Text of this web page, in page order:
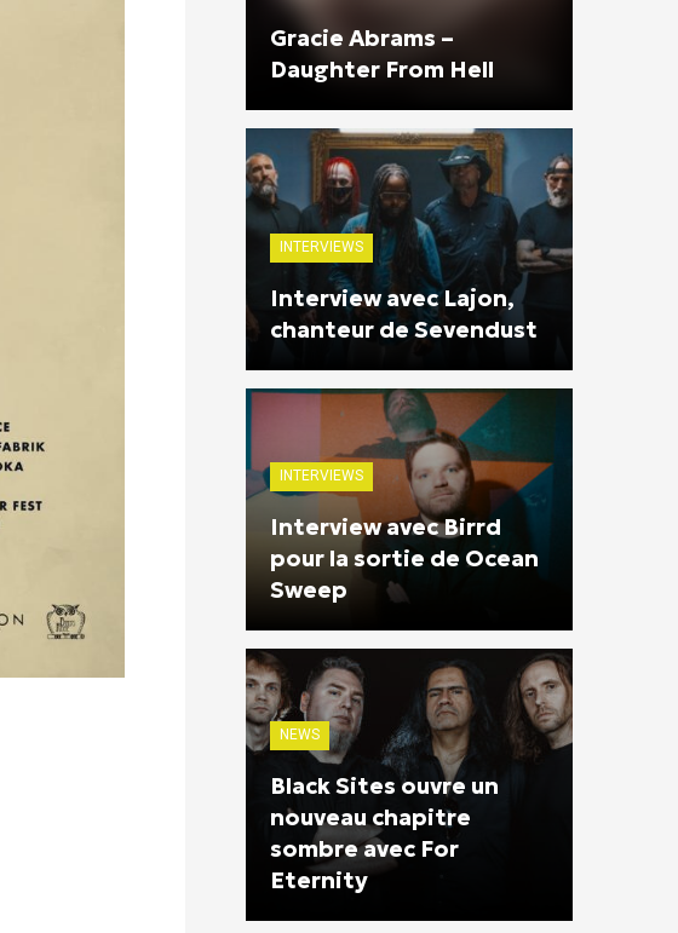
Gracie Abrams –
Daughter From Hell
INTERVIEWS
Interview avec Lajon,
chanteur de Sevendust
INTERVIEWS
Interview avec Birrd
pour la sortie de Ocean
Sweep
NEWS
Black Sites ouvre un
nouveau chapitre
sombre avec For
Eternity